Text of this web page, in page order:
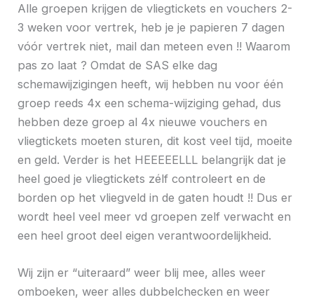
Alle groepen krijgen de vliegtickets en vouchers 2-
3 weken voor vertrek, heb je je papieren 7 dagen
vóór vertrek niet, mail dan meteen even !! Waarom
pas zo laat ? Omdat de SAS elke dag
schemawijzigingen heeft, wij hebben nu voor één
groep reeds 4x een schema-wijziging gehad, dus
hebben deze groep al 4x nieuwe vouchers en
vliegtickets moeten sturen, dit kost veel tijd, moeite
en geld. Verder is het HEEEEELLL belangrijk dat je
heel goed je vliegtickets zélf controleert en de
borden op het vliegveld in de gaten houdt !! Dus er
wordt heel veel meer vd groepen zelf verwacht en
een heel groot deel eigen verantwoordelijkheid.
Wij zijn er “uiteraard” weer blij mee, alles weer
omboeken, weer alles dubbelchecken en weer